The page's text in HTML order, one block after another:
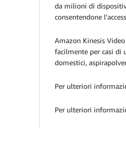
da milioni di
consentendone
Amazon Kinesis
facilmente per casi di
domestici,
Per ulteriori
Per ulteriori